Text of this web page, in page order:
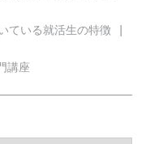
ている就活生の特徴 |
講座